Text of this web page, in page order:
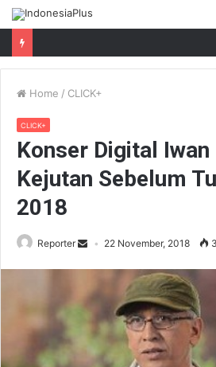
Home / CLICK+
CLICK+
Konser Digital Iwan
Kejutan Sebelum
2018
Reporter 22 November, 2018